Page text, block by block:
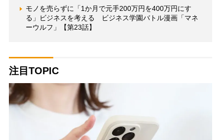
モノを売らずに「1か月で元手200万円を400万円にす
る」ビジネスを考える ビジネス学園バトル漫画「マネ
ーウルフ」【第23話】
注目TOPIC